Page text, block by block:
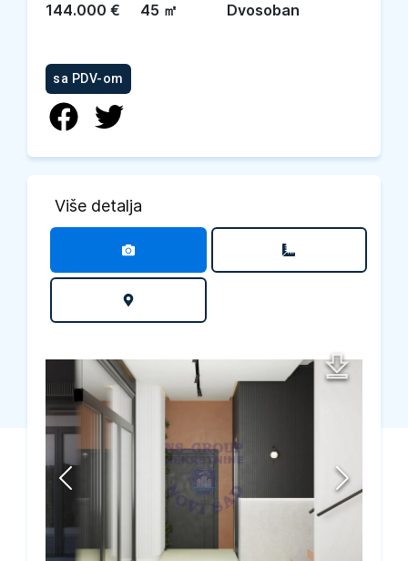
144.000 € 45 ㎡ Dvosoban
sa PDV-om
Više detalja